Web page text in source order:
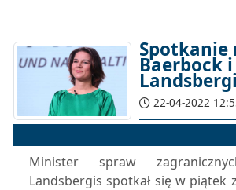
Baerbock i
22-04-2022
Minister spraw
Landsbergis spotkał się w piątek